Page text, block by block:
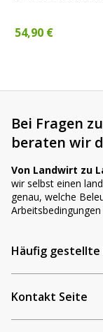
54,90 €
Bei Fragen
beraten wir
Von Landwirt zu
wir selbst einen
genau, welche
Häufig gestellte
Kontakt Seite